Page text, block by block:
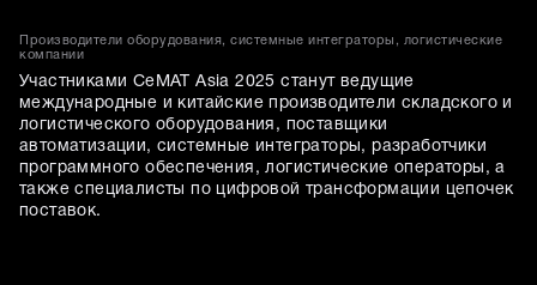
Производители оборудования, системные интеграторы, логистические
компании
Участниками CeMAT Asia 2025 станут ведущие
международные и китайские производители складского и
логистического оборудования, поставщики
автоматизации, системные интеграторы, разработчики
программного обеспечения, логистические операторы, а
также специалисты по цифровой трансформации цепочек
поставок.